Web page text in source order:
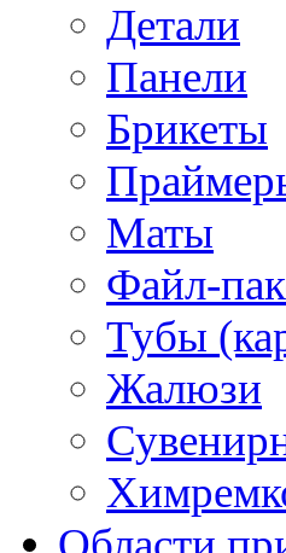
Детали
Панели
Брикеты
Маты
Файл-
Тубы
Жалюзи